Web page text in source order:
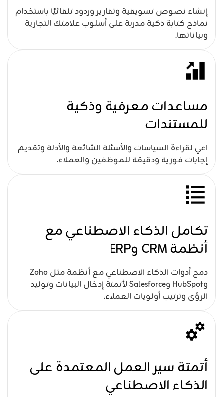
إنشاء نصوص تسويقية وتقارير وردود تلقائيًا باستخدام
نماذج كتابة ذكية مدربة على أسلوب علامتك التجارية
وبياناتها.
مساعدات معرفية وذكية
للمستندات
اعي لقراءة السياسات والأسئلة الشائعة والأدلة وتقديم
إجابات فورية ودقيقة للموظفين والعملاء.
تكامل الذكاء الاصطناعي مع
أنظمة CRM وERP
دمج أدوات الذكاء الاصطناعي مع أنظمة مثل Zoho
وHubSpot وSalesforce لأتمتة إدخال البيانات وتوليد
الرؤى وترتيب أولويات العملاء.
أتمتة سير العمل المعتمدة على
الذكاء الاصطناعي